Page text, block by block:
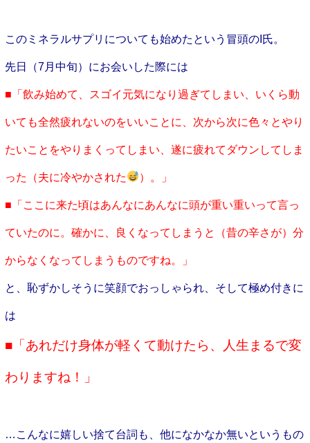
このミネラルサプリについても始めたという冒頭のI氏。
先日（7月中旬）にお会いした際には
■「飲み始めて、スゴイ元気になり過ぎてしまい、いくら動
いても全然疲れないのをいいことに、次から次に色々とやり
たいことをやりまくってしまい、遂に疲れてダウンしてしま
った（夫に冷やかされた ）。」
■「ここに来た頃はあんなにあんなに頭が重い重いって言っ
ていたのに。確かに、良くなってしまうと（昔の辛さが）分
からなくなってしまうものですね。」
と、恥ずかしそうに笑顔でおっしゃられ、そして極め付きに
は
■「あれだけ身体が軽くて動けたら、人生まるで変
わりますね！」
…こんなに嬉しい捨て台詞も、他になかなか無いというもの